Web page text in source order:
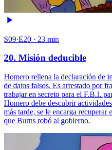
S09·E20 · 23 min
20. Misión deducible
Homero rellena la declaración de
de datos falsos. Es arrestado por
trabajar en secreto para el F.B.I.
Homero debe descubrir
más tarde, se le encarga
que Burns robó al gobierno.